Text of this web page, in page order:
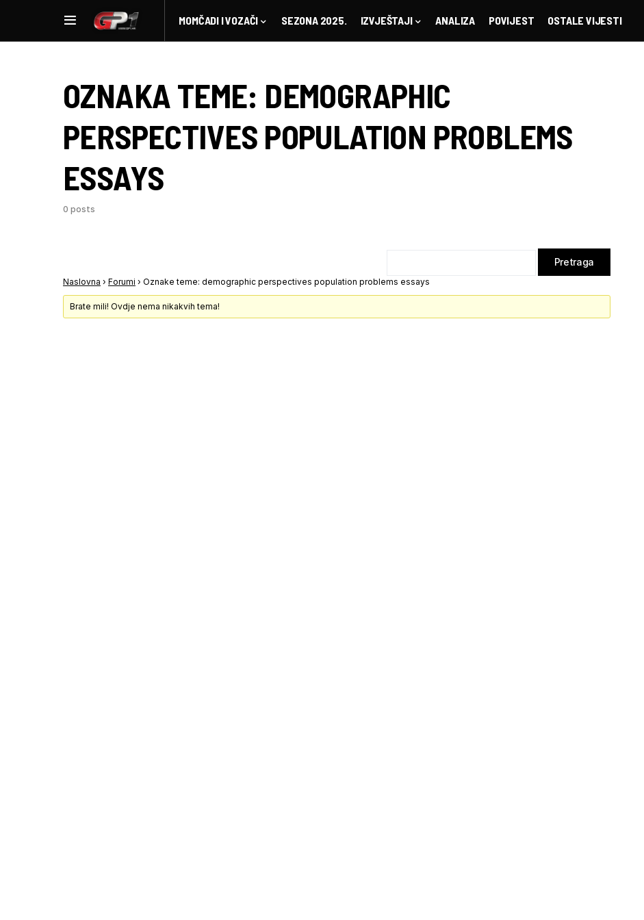
MOMČADI I VOZAČI SEZONA 2025. IZVJEŠTAJI ANALIZA POVIJEST OSTALE VIJESTI
OZNAKA TEME: DEMOGRAPHIC
PERSPECTIVES POPULATION PROBLEMS
ESSAYS
0 posts
Naslovna › Forumi › Oznake teme: demographic perspectives population problems essays
Brate mili! Ovdje nema nikakvih tema!